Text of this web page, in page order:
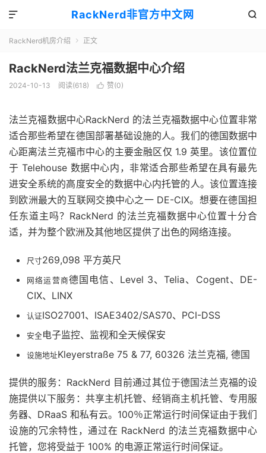
RackNerd非官方中文网 

RackNerd机房介绍  正文
RackNerd法兰克福数据中心介绍
2024-10-13 阅读(618)  赞(0)
法兰克福数据中心RackNerd 的法兰克福数据中心位置非常
适合那些希望在德国部署基础设施的人。我们的德国数据中
心距离法兰克福市中心的主要金融区仅 1.9 英里。该位置位
于 Telehouse 数据中心内，非常适合那些希望在具有最先
进安全系统的高度安全的数据中心内托管的人。该位置连接
到欧洲最大的互联网交换中心之一 DE-CIX。想要在德国担
任东道主吗？RackNerd 的法兰克福数据中心位置十分合
适，并为整个欧洲及其他地区提供了出色的网络连接。
尺寸269,098 平方英尺
网络运营商德国电信、Level 3、Telia、Cogent、DE-
CIX、LINX
认证ISO27001、ISAE3402/SAS70、PCI-DSS
安全电子监控、监视和全天候保安
设施地址Kleyerstraße 75 & 77, 60326 法兰克福, 德国
提供的服务：RackNerd 目前通过其位于德国法兰克福的设
施提供以下服务：共享主机托管、经销商主机托管、专用服
务器、DRaaS 和私有云。100％正常运行时间保证由于我们
设施的冗余特性，通过在 RackNerd 的法兰克福数据中心
托管，您将受益于 100% 的电源正常运行时间保证。